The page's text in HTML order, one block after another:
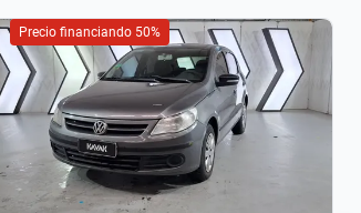
Precio financiando 50%